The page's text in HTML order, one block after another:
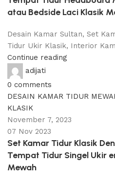
atau Bedside Laci Klasik
Desain Kamar Sultan, Set
Tidur Ukir Klasik, Interior
Continue reading
adijati
0 comments
DESAIN KAMAR TIDUR
KLASIK
November 7, 2023
07 Nov 2023
Set Kamar Tidur Klasik
Tempat Tidur Singel Ukir
Mewah